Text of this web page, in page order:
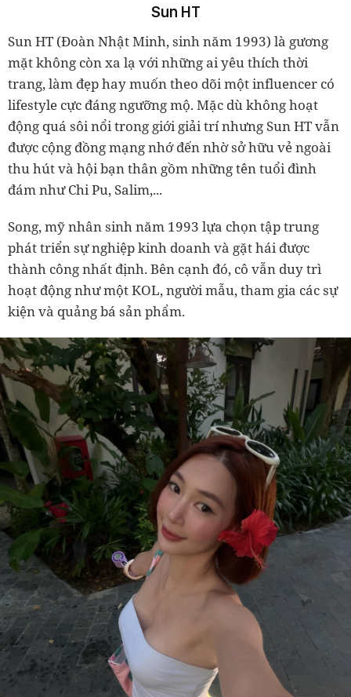
Sun HT
Sun HT (Đoàn Nhật Minh, sinh năm 1993) là gương
mặt không còn xa lạ với những ai yêu thích thời
trang, làm đẹp hay muốn theo dõi một influencer có
lifestyle cực đáng ngưỡng mộ. Mặc dù không hoạt
động quá sôi nổi trong giới giải trí nhưng Sun HT vẫn
được cộng đồng mạng nhớ đến nhờ sở hữu vẻ ngoài
thu hút và hội bạn thân gồm những tên tuổi đình
đám như Chi Pu, Salim,...
Song, mỹ nhân sinh năm 1993 lựa chọn tập trung
phát triển sự nghiệp kinh doanh và gặt hái được
thành công nhất định. Bên cạnh đó, cô vẫn duy trì
hoạt động như một KOL, người mẫu, tham gia các sự
kiện và quảng bá sản phẩm.